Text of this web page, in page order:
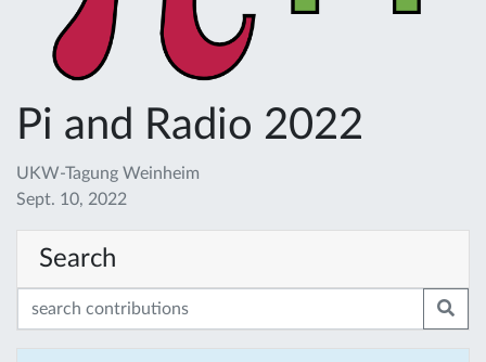
Pi and Radio 2022
UKW-Tagung Weinheim
Sept. 10, 2022
Search